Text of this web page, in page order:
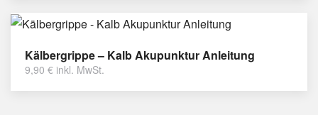
Kälbergrippe – Kalb Akupunktur Anleitung
9,90 € inkl. MwSt.